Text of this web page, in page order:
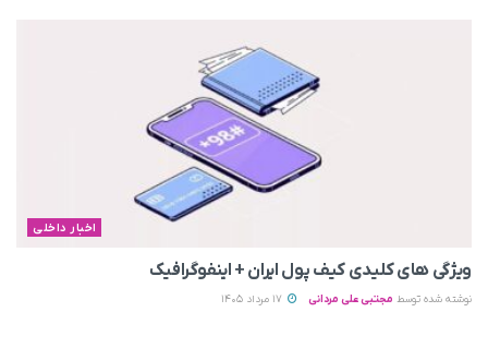
اخبار داخلی
ویژگی های کلیدی کیف پول ایران + اینفوگرافیک
نوشته شده توسط مجتبی علی مردانی